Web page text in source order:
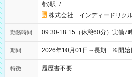
都)駅 / …
株式会社 インディードリク
勤務時間 09:30-18:15（休憩60分）実働7
期間 2026年10月01日～長期 ※開始
特徴 履歴書不要